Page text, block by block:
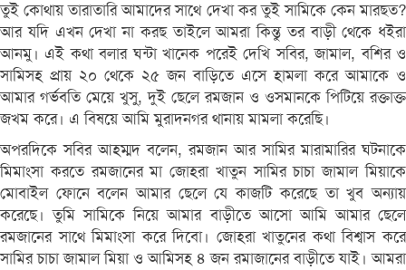
তুই কোথায় তারাতারি আমাদের সাথে দেখা কর তুই সামিকে কেন মারছত?
আর যদি এখন দেখা না করছ তাইলে আমরা কিন্তু তর বাড়ী থেকে ধইরা
আনমু। এই কথা বলার ঘন্টা খানেক পরেই দেখি সবির, জামাল, বশির ও
সামিসহ প্রায় ২০ থেকে ২৫ জন বাড়িতে এসে হামলা করে আমাকে ও
আমার গর্ভবতি মেয়ে খুসু, দুই ছেলে রমজান ও ওসমানকে পিটিয়ে রক্তাক্ত
জখম করে। এ বিষয়ে আমি মুরাদনগর থানায় মামলা করেছি।
অপরদিকে সবির আহম্মদ বলেন, রমজান আর সামির মারামারির ঘটনাকে
মিমাংসা করতে রমজানের মা জোহরা খাতুন সামির চাচা জামাল মিয়াকে
মোবাইল ফোনে বলেন আমার ছেলে যে কাজটি করেছে তা খুব অন্যায়
করেছে। তুমি সামিকে নিয়ে আমার বাড়ীতে আসো আমি আমার ছেলে
রমজানের সাথে মিমাংসা করে দিবো। জোহরা খাতুনের কথা বিশ্বাস করে
সামির চাচা জামাল মিয়া ও আমিসহ ৪ জন রমাজানের বাড়ীতে যাই। আমরা